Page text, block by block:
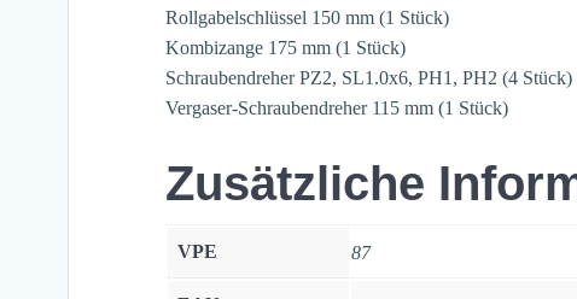
Rollgabelschlüssel 150 mm (1 Stück)
Kombizange 175 mm (1 Stück)
Schraubendreher PZ2, SL1.0x6, PH1, PH2 (4 Stück)
Vergaser-Schraubendreher 115 mm (1 Stück)
Zusätzliche
VPE 87